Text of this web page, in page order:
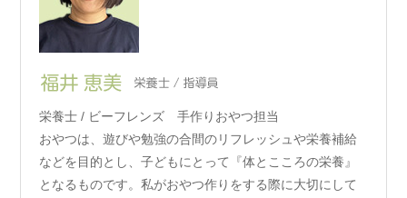
栄養士 / ビーフレンズ 手作りおやつ担当
おやつは、遊びや勉強の合間のリフレッシュや栄養補給
などを目的とし、子どもにとって『体とこころの栄養』
となるものです。私がおやつ作りをする際に大切にして